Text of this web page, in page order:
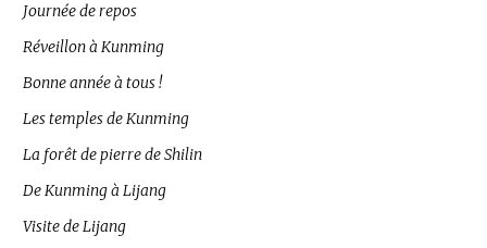
Journée de repos
Réveillon à Kunming
Bonne année à tous !
Les temples de Kunming
La forêt de pierre de Shilin
De Kunming à Lijang
Visite de Lijang